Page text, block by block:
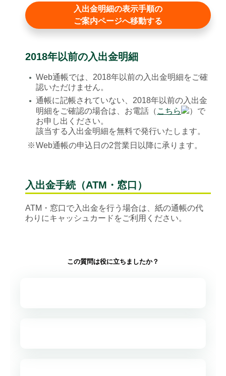
入出金明細の表示手順の
ご案内ページへ移動する
2018年以前の入出金明細
●
Web通帳では、2018年以前の入出金明細をご確
認いただけません。
●
通帳に記帳されていない、2018年以前の入出金
明細をご確認の場合は、お電話（ こちら
）で
お申し出ください。
該当する入出金明細を無料で発行いたします。
※Web通帳の申込日の2営業日以降に承ります。
入出金手続（ATM・窓口）
ATM・窓口で入出金を行う場合は、紙の通帳の代
わりにキャッシュカードをご利用ください。
この質問は役に立ちましたか？